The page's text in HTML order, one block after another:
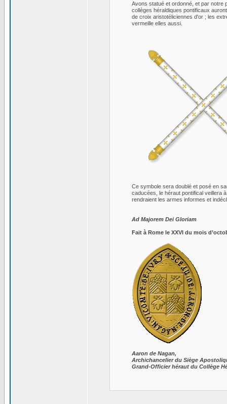
Avons statué et ordonné, et par notre
collèges héraldiques pontificaux
de croix aristotéliciennes d'or ; les
vermeille elles aussi.
Ce symbole sera doublé et posé en
caducées, le héraut pontifical veillera
rendraient les armes informes et
Ad Majorem Dei Gloriam
Fait à Rome le XXVI du mois
Aaron de Nagan,
Archichancelier du Siège
Grand-Officier héraut du Collège